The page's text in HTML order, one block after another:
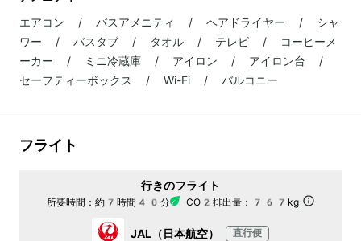
エアコン / バスアメニティ / ヘアドライヤー / シャ
ワー / バスタブ / タオル / テレビ / コーヒーメ
ーカー / ミニ冷蔵庫 / アイロン / アイロン台 /
セーフティーボックス / Wi-Fi / バルコニー
フライト
行きのフライト
所要時間： 約7時間40分 CO2排出量： 767kg
JAL（日本航空） 直行便